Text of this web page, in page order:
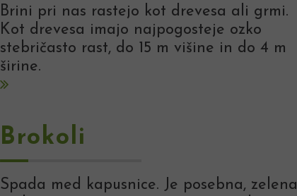
Brini pri nas rastejo kot drevesa ali grmi.
Kot drevesa imajo najpogosteje ozko
stebričasto rast, do 15 m višine in do 4 m
širine.
Brokoli
Spada med kapusnice. Je posebna, zelena